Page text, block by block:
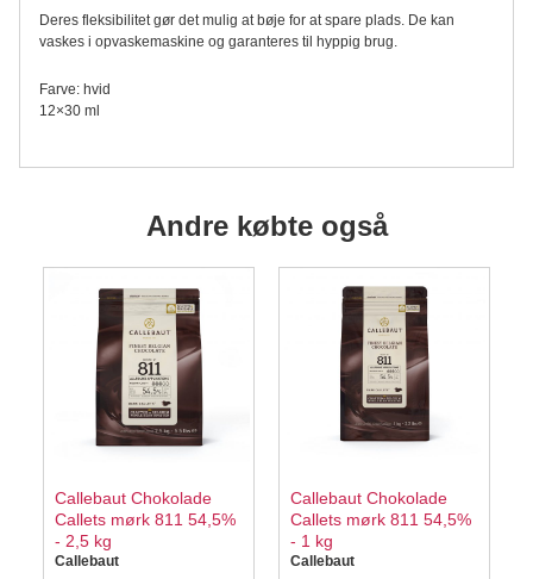
Deres fleksibilitet gør det mulig at bøje for at spare plads. De kan
vaskes i opvaskemaskine og garanteres til hyppig brug.
Farve: hvid
12×30 ml
Andre købte også
Callebaut Chokolade
Callets mørk 811 54,5%
- 2,5 kg
Callebaut
Callebaut Chokolade
Callets mørk 811 54,5%
- 1 kg
Callebaut